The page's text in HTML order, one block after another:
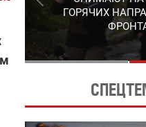
ИГРЫ В
ГОРЯЧИХ